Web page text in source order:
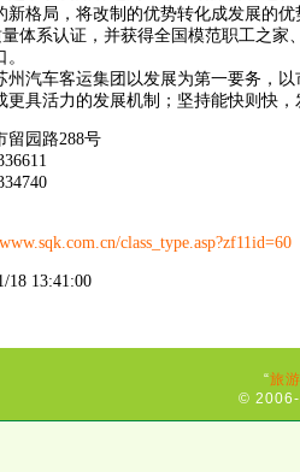
新格局，将改制的优势转化成发展的
量体系认证，并获得全国模范职工之
车客运集团以发展为第一要务，以
更具活力的发展机制；坚持能快则快
留园路288号
class_type.asp?zf11id=60
18 13:41:00
“旅
©